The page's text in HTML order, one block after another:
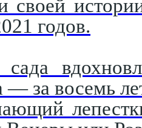
своей
годов.
за восемь